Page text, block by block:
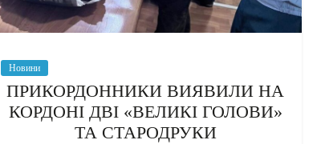
Новини
ПРИКОРДОННИКИ ВИЯВИЛИ НА
КОРДОНІ ДВІ «ВЕЛИКІ ГОЛОВИ»
ТА СТАРОДРУКИ